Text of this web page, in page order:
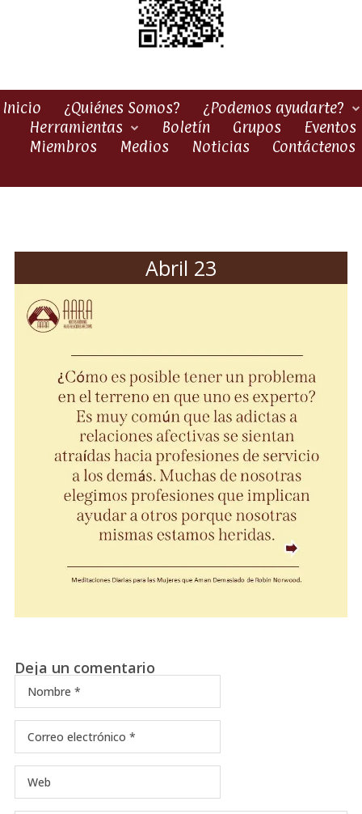
Inicio ¿Quiénes Somos?
¿Podemos ayudarte?
Herramientas
Boletín Grupos
Eventos
Miembros
Medios Noticias Contáctenos
Abril 23
Deja un comentario